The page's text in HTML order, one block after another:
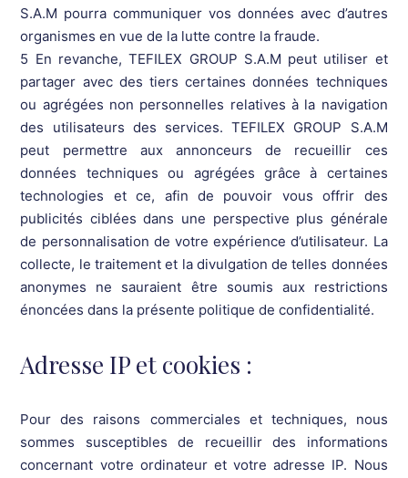
S.A.M pourra communiquer vos données avec d’autres
organismes en vue de la lutte contre la fraude.
5 En revanche, TEFILEX GROUP S.A.M peut utiliser et
partager avec des tiers certaines données techniques
ou agrégées non personnelles relatives à la navigation
des utilisateurs des services. TEFILEX GROUP S.A.M
peut permettre aux annonceurs de recueillir ces
données techniques ou agrégées grâce à certaines
technologies et ce, afin de pouvoir vous offrir des
publicités ciblées dans une perspective plus générale
de personnalisation de votre expérience d’utilisateur. La
collecte, le traitement et la divulgation de telles données
anonymes ne sauraient être soumis aux restrictions
énoncées dans la présente politique de confidentialité.
Adresse IP et cookies :
Pour des raisons commerciales et techniques, nous
sommes susceptibles de recueillir des informations
concernant votre ordinateur et votre adresse IP. Nous